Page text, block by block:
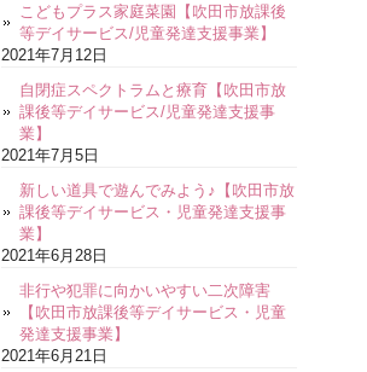
こどもプラス家庭菜園【吹田市放課後
等デイサービス/児童発達支援事業】
2021年7月12日
自閉症スペクトラムと療育【吹田市放
課後等デイサービス/児童発達支援事
業】
2021年7月5日
新しい道具で遊んでみよう♪【吹田市放
課後等デイサービス・児童発達支援事
業】
2021年6月28日
非行や犯罪に向かいやすい二次障害
【吹田市放課後等デイサービス・児童
発達支援事業】
2021年6月21日